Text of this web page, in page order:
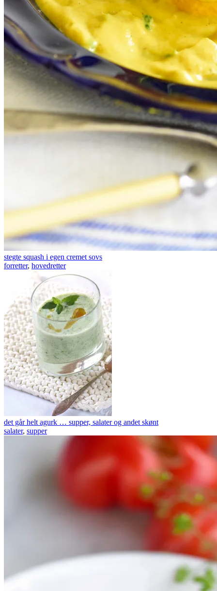
stegte squash i egen cremet sovs
forretter, hovedretter
det går helt agurk … supper, salater og andet skønt
salater, supper